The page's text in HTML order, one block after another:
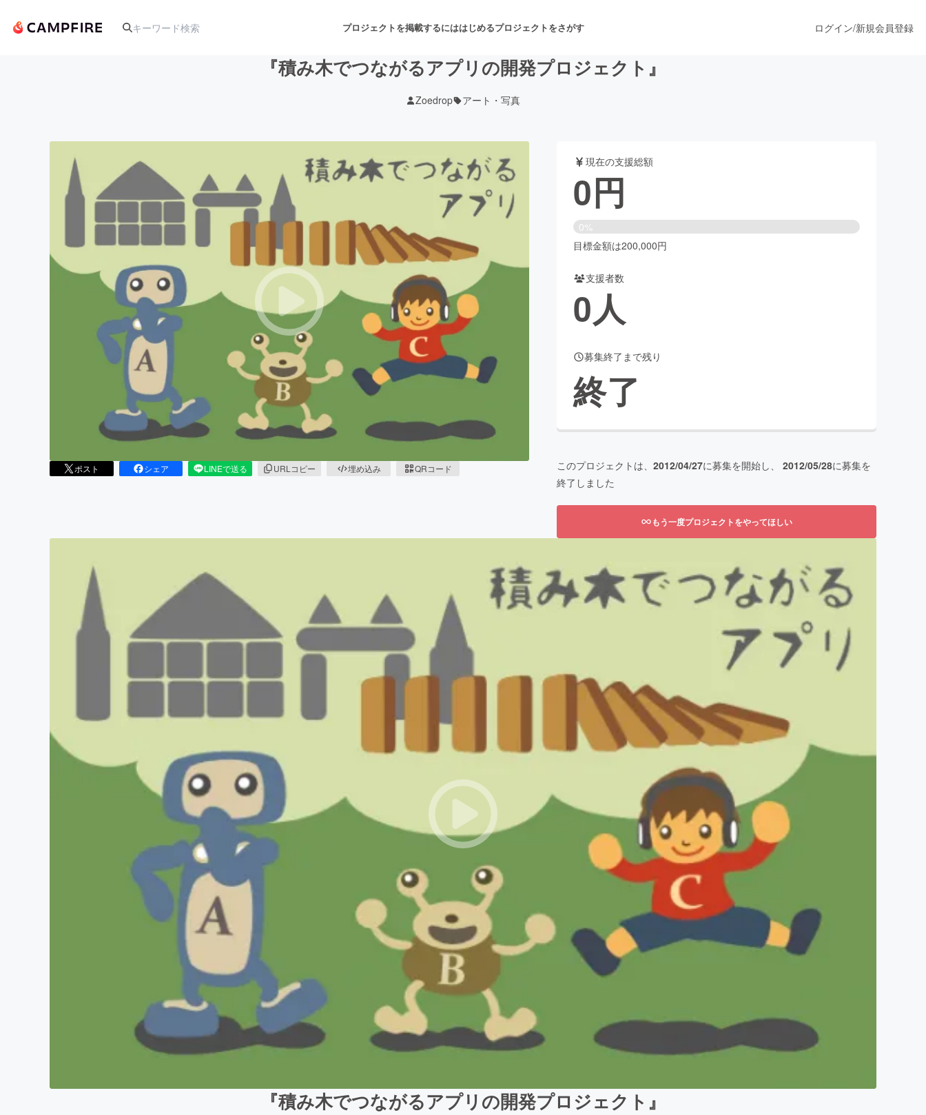
プロジェクトを掲載するにははじめるプロジェクトをさがす
アート・写真 音楽 舞台・パフォーマンス
テクノロジー・ガジェット フード・飲食店
映像・映画 書籍・雑誌出版
ビジネス・起業 ビューティー・ヘルスケア
まちづくり・地域活性化
CAMPFIRE for Social Good CAMPFIRE Creation
CAMPFIREふるさと納税 machi-ya
ログイン/新規会員登録
『積み木でつながるアプリの開発プロジェクト』
Zoedrop アート・写真
ポスト シェア LINEで送る URLコピー 埋め込み QRコード
現在の支援総額
0円
0%
目標金額は200,000円
支援者数
0人
募集終了まで残り
終了
このプロジェクトは、 2012/04/27に募集を開始し、 2012/05/28に募集を
終了しました
もう一度プロジェクトをやってほしい
『積み木でつながるアプリの開発プロジェクト』